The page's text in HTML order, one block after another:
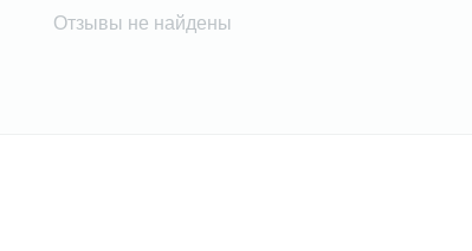
Отзывы не найдены